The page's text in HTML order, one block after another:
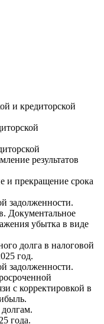
и кредиторской
результатов
и прекращение срока
задолженности.
Документальное
убытка в виде
долга в налоговой
год.
задолженности.
с корректировкой в
года.